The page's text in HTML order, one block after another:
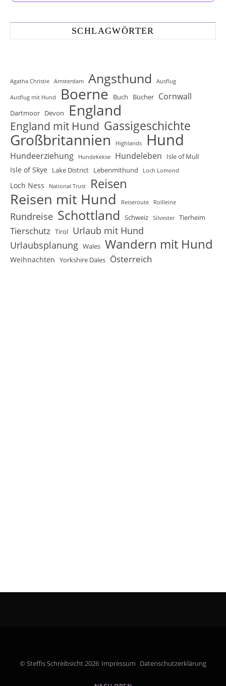
SCHLAGWÖRTER
Agatha Christie Amsterdam Angsthund Ausflug
Ausflug mit Hund Boerne Buch Bücher Cornwall
Dartmoor Devon England
England mit Hund Gassigeschichte
Großbritannien Highlands Hund
Hundeerziehung Hundekekse Hundeleben Isle of Mull
Isle of Skye Lake District Lebenmithund Loch Lomond
Loch Ness National Trust Reisen
Reisen mit Hund Reiseroute Rollleine
Rundreise Schottland Schweiz Silvester Tierheim
Tierschutz Tirol Urlaub mit Hund
Urlaubsplanung Wales Wandern mit Hund
Weihnachten Yorkshire Dales Österreich
© Steffis Schreibsicht 2026 Impressum Datenschutzerklärung